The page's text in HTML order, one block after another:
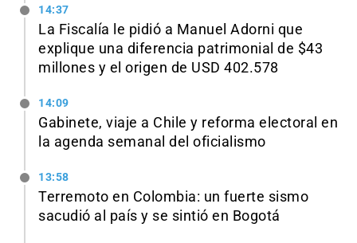
14:37
La Fiscalía le pidió a Manuel Adorni que
explique una diferencia patrimonial de $43
millones y el origen de USD 402.578
14:09
Gabinete, viaje a Chile y reforma electoral en
la agenda semanal del oficialismo
13:58
Terremoto en Colombia: un fuerte sismo
sacudió al país y se sintió en Bogotá